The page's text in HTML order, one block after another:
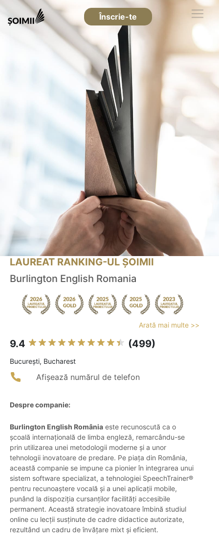
Înscrie-te
LAUREAT RANKING-UL ȘOIMII
Burlington English Romania
Arată mai multe >>
9.4 (499)
Bucureşti, Bucharest
Afișează numărul de telefon
Despre companie:
Burlington English România este recunoscută ca o
școală internațională de limba engleză, remarcându-se
prin utilizarea unei metodologii moderne și a unor
tehnologii inovatoare de predare. Pe piața din România,
această companie se impune ca pionier în integrarea unui
sistem software specializat, a tehnologiei SpeechTrainer®
pentru recunoaștere vocală și a unei aplicații mobile,
punând la dispoziția cursanților facilități accesibile
permanent. Această strategie inovatoare îmbină studiul
online cu lecții susținute de cadre didactice autorizate,
rezultând un cadru de învățare mixt și eficient.